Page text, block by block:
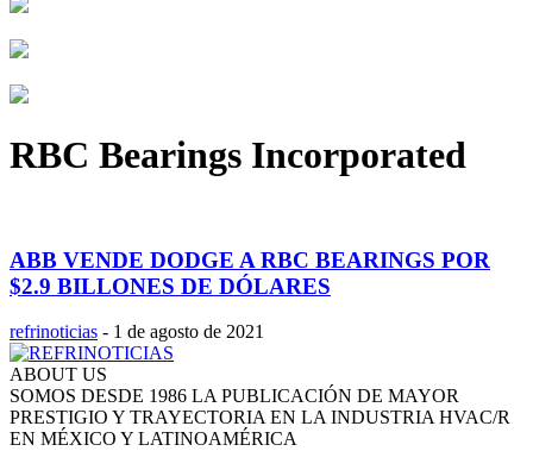
RBC Bearings Incorporated
ABB VENDE DODGE A RBC BEARINGS POR
$2.9 BILLONES DE DÓLARES
refrinoticias - 1 de agosto de 2021
ABOUT US
SOMOS DESDE 1986 LA PUBLICACIÓN DE MAYOR
PRESTIGIO Y TRAYECTORIA EN LA INDUSTRIA HVAC/R
EN MÉXICO Y LATINOAMÉRICA